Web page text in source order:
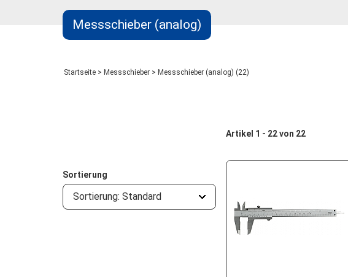
Messschieber (analog)
Startseite > Messschieber > Messschieber (analog) (22)
Sortierung
Sortierung: Standard
Artikel 1 - 22 von 22